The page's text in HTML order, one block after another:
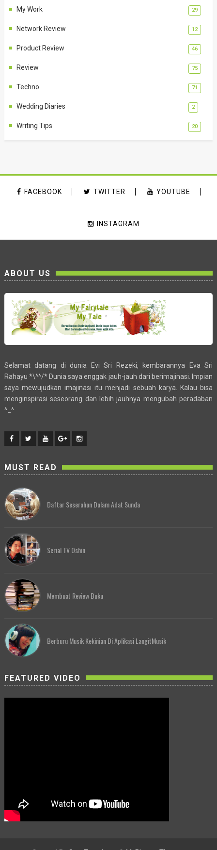
My Work 29
Network Review 12
Product Review 46
Review 75
Techno 71
Wedding Diaries 2
Writing Tips 20
FACEBOOK TWITTER YOUTUBE
INSTAGRAM
ABOUT US
Selamat datang di dunia Evi Sri Rezeki, kembarannya Eva Sri
Rahayu *\^^/* Dunia saya enggak jauh-jauh dari berimajinasi. Impian
saya mewujudkan imajinasi itu menjadi sebuah karya. Kalau bisa
menginspirasi seseorang dan lebih jauhnya mengubah peradaban
^_^
MUST READ
Daftar Seserahan Dalam Adat Sunda
Serial TV Oshin
Membuat Review Buku
Berburu Musik Kekinian Di Aplikasi LangitMusik
FEATURED VIDEO